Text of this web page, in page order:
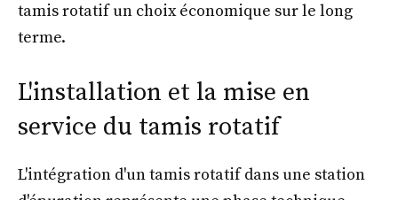
tamis rotatif un choix économique sur le long
terme.
L'installation et la mise en
service du tamis rotatif
L'intégration d'un tamis rotatif dans une station